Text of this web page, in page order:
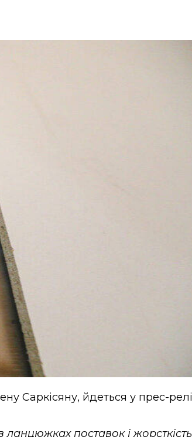
Саркісяну, йдеться у прес-
ланцюжках поставок і жорсткість